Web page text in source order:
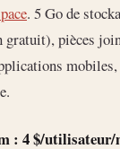
. 5 Go de
gratuit), pièces
mobiles,
: 4 $/utilisateur/